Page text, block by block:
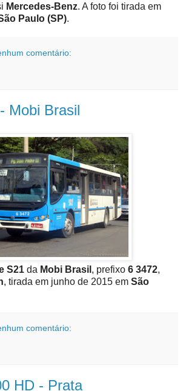
Mercedes-Benz. A foto foi tirada em
Paulo (SP).
comentário:
Mobi Brasil
S21 da Mobi Brasil , prefixo 6 3472,
, tirada em junho de 2015 em São
comentário:
HD - Prata